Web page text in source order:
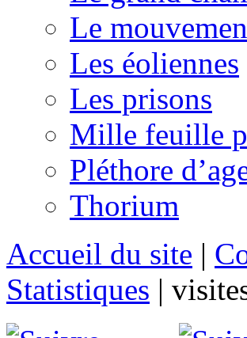
Le
Les éoliennes
Les prisons
Mille feuille
Pléthore
Thorium
Accueil du site |
Statistiques |